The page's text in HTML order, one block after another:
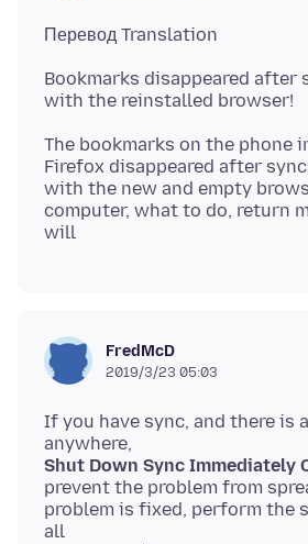
Bookmarks disappeared after
The bookmarks on the phone
Firefox disappeared after
with the new and empty
computer, what to do, return
FredMcD
2019/3/23 05:03
If you have sync, and there is
Shut Down Sync Immediately
prevent the problem from
problem is fixed, perform the
all